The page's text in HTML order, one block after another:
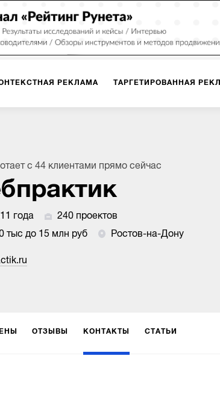
РЕКЛАМА ТАРГЕТИРОВАННАЯ
РАБОТА С МАРКЕТПЛЕЙСАМИ
с44 клиентами прямо сейчас
года
240 проектов
тыс до 15 млн руб
Ростов-на-Дону
ОТЗЫВЫ КОНТАКТЫ СТАТЬИ